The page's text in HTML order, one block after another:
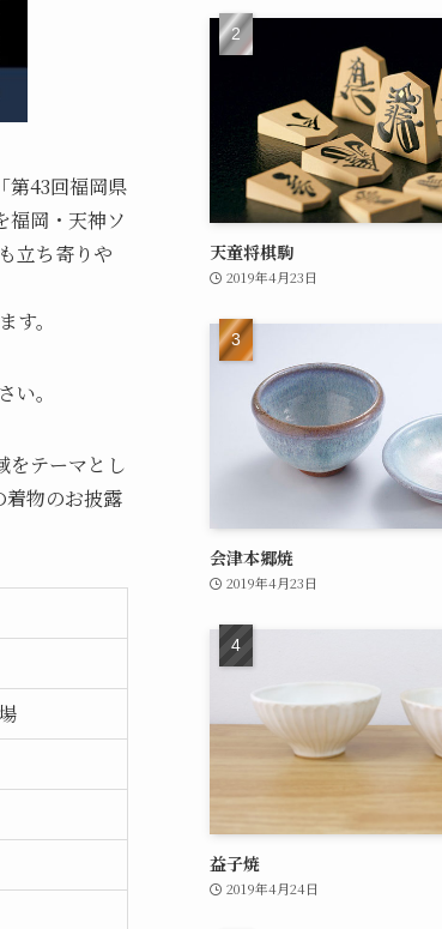
第43回福岡県
福岡・天神ソ
立ち寄りや
。
。
をテーマとし
物のお披露
天童将棋駒
2019年4月23日
会津本郷焼
2019年4月23日
益子焼
2019年4月24日